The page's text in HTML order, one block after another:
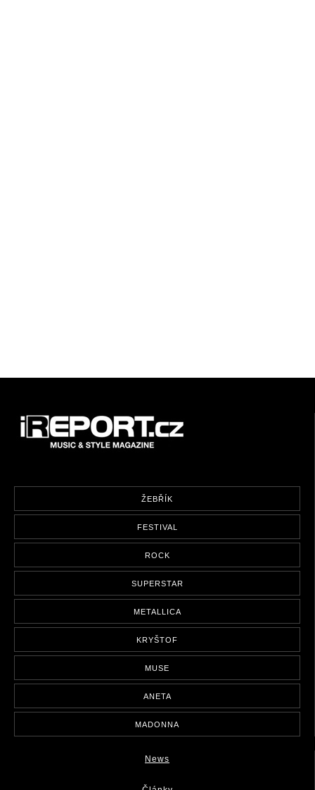
ŽEBŘÍK
FESTIVAL
ROCK
SUPERSTAR
METALLICA
KRYŠTOF
MUSE
ANETA
MADONNA
News